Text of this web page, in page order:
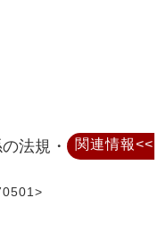
法規・制度 : 薬
関連情報<<